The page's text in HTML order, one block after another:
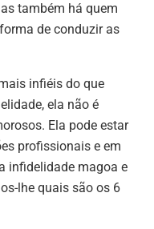
também há quem
de conduzir as
infiéis do que
ela não é
Ela pode estar
profissionais e em
infidelidade magoa e
lhe quais são os 6